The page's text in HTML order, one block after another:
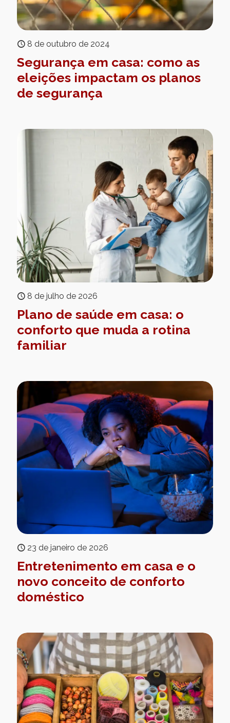
8 de outubro de 2024
Segurança em casa: como as
eleições impactam os planos
de segurança
8 de julho de 2026
Plano de saúde em casa: o
conforto que muda a rotina
familiar
23 de janeiro de 2026
Entretenimento em casa e o
novo conceito de conforto
doméstico